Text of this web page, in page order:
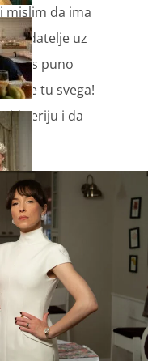
mislim da ima
gledatelje uz
s puno
će tu svega!
seriju i da